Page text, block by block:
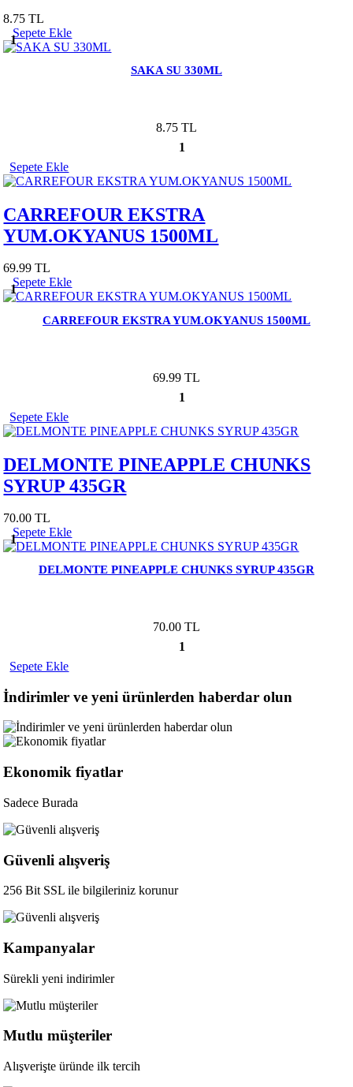
8.75 TL
1
Sepete Ekle
SAKA SU 330ML
8.75 TL
1
Sepete Ekle
CARREFOUR EKSTRA
YUM.OKYANUS 1500ML
69.99 TL
1
Sepete Ekle
CARREFOUR EKSTRA YUM.OKYANUS 1500ML
69.99 TL
1
Sepete Ekle
DELMONTE PINEAPPLE CHUNKS
SYRUP 435GR
70.00 TL
1
Sepete Ekle
DELMONTE PINEAPPLE CHUNKS SYRUP 435GR
70.00 TL
1
Sepete Ekle
İndirimler ve yeni ürünlerden haberdar olun
Ekonomik fiyatlar
Sadece Burada
Güvenli alışveriş
256 Bit SSL ile bilgileriniz korunur
Kampanyalar
Sürekli yeni indirimler
Mutlu müşteriler
Alışverişte üründe ilk tercih